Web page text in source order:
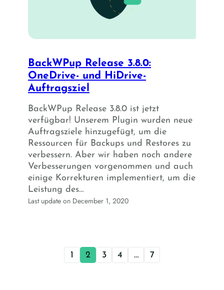
BackWPup Release 3.8.0:
OneDrive- und HiDrive-
Auftragsziel
BackWPup Release 3.8.0 ist jetzt
verfügbar! Unserem Plugin wurden neue
Auftragsziele hinzugefügt, um die
Ressourcen für Backups und Restores zu
verbessern. Aber wir haben noch andere
Verbesserungen vorgenommen und auch
einige Korrekturen implementiert, um die
Leistung des…
Last update on December 1, 2020
1 2 3 4 … 7